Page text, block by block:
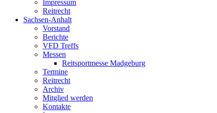
Impressum
Reitrecht
Sachsen-Anhalt
Vorstand
Berichte
VFD Treffs
Messen
Reitsportmesse Madgeburg
Termine
Reitrecht
Archiv
Mitglied werden
Kontakte